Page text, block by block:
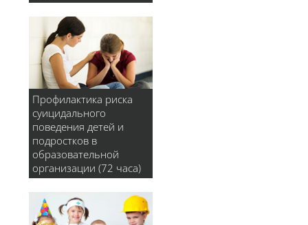
Профилактика риска
суицидального
поведения детей и
подростков в
образовательной
организации (72 часа)